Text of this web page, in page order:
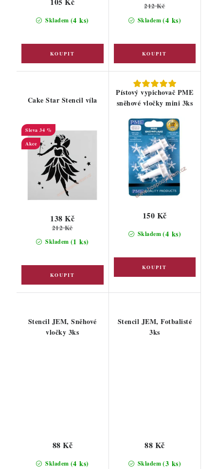
Skladem (4 ks) Skladem(4 ks)
212 Kč
Cake Star Stencil víla
34 %
Akce
Skladem (1 ks)
138 Kč
212 Kč
Pístový vypichovač PME
sněhové vločky mini 3ks
Skladem(4 ks)
150 Kč
Stencil JEM, Sněhové
vločky 3ks
Skladem (4 ks)
88 Kč
Stencil JEM, Fotbalisté
3ks
Skladem(3 ks)
88 Kč